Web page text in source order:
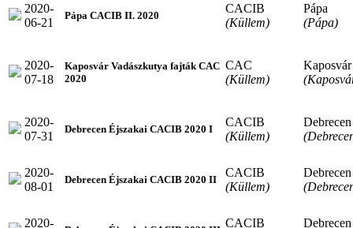
2020-
06-21
Pápa CACIB II. 2020
CACIB
(Küllem)
Pápa
(Pápa)
2020-
07-18
Kaposvár Vadászkutya fajták CAC
2020
CAC
(Küllem)
Kaposvár
2020-
07-31
Debrecen Éjszakai CACIB 2020 I
CACIB
(Küllem)
Debrecen
2020-
08-01
Debrecen Éjszakai CACIB 2020 II
CACIB
(Küllem)
Debrecen
2020- CACIB Debrecen